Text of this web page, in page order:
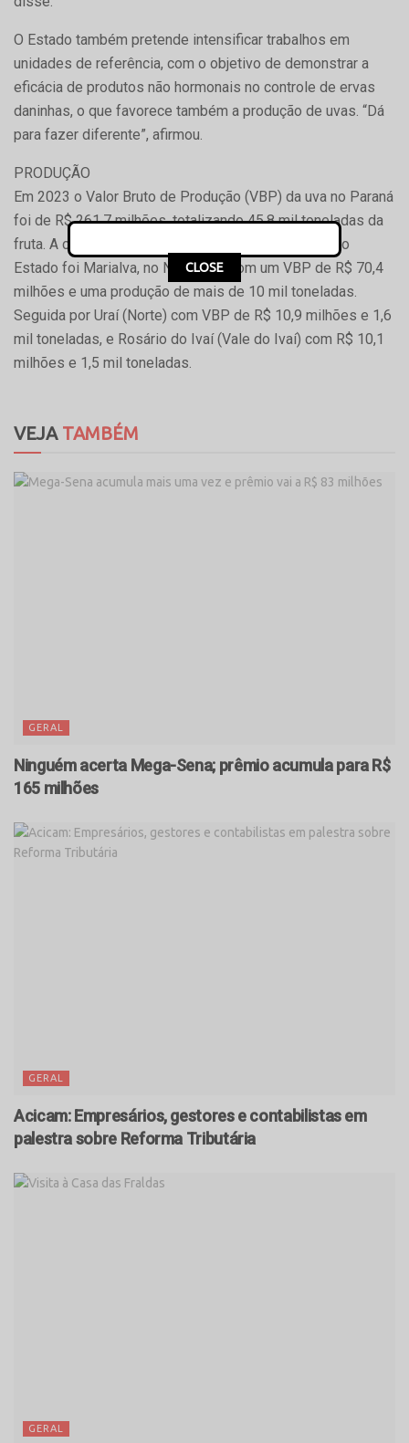
O Estado também pretende intensificar trabalhos em
unidades de referência, com o objetivo de demonstrar a
eficácia de produtos não hormonais no controle de ervas
daninhas, o que favorece também a produção de uvas. “Dá
para fazer diferente”, afirmou.
PRODUÇÃO
Em 2023 o Valor Bruto de Produção (VBP) da uva no Paraná
foi de R$ 261,7 milhões, totalizando 45,8 mil toneladas da
fruta. A cidade que mais produziu a fruta em 2023 no
Estado foi Marialva, no Noroeste, com um VBP de R$ 70,4
milhões e uma produção de mais de 10 mil toneladas.
Seguida por Uraí (Norte) com VBP de R$ 10,9 milhões e 1,6
mil toneladas, e Rosário do Ivaí (Vale do Ivaí) com R$ 10,1
milhões e 1,5 mil toneladas.
VEJATAMBÉM
GERAL
Ninguém acerta Mega-Sena; prêmio acumula para R$
165 milhões
GERAL
Acicam: Empresários, gestores e contabilistas em
palestra sobre Reforma Tributária
GERAL
CLOSE